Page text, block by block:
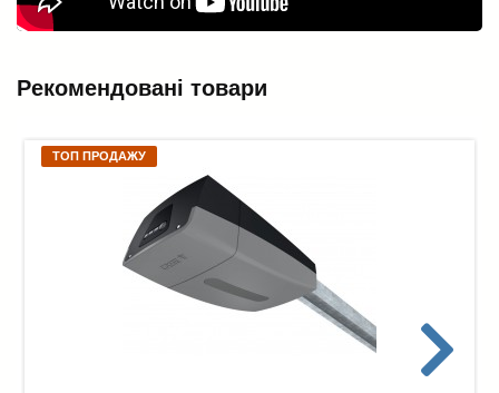
Рекомендовані товари
ТОП ПРОДАЖУ